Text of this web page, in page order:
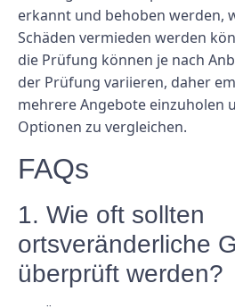
erkannt und behoben werden,
Schäden vermieden werden
die Prüfung können je nach
der Prüfung variieren, daher
mehrere Angebote einzuholen
Optionen zu vergleichen.
FAQs
1. Wie oft sollten
ortsveränderliche
überprüft werden?